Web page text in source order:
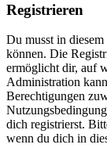
Registrieren
Du musst in
können. Die
ermöglicht dir, auf
Administration
Berechtigungen
dich registrierst.
wenn du dich in